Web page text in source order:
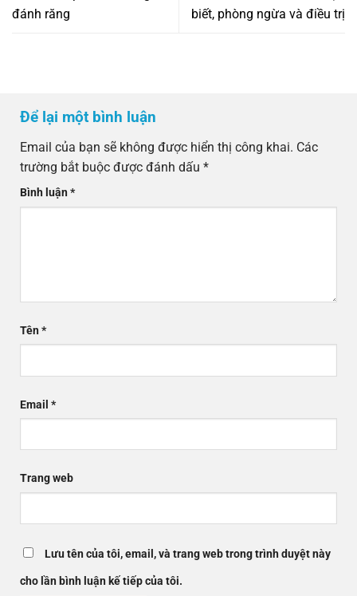
đánh răng
biết, phòng ngừa và điều trị
Để lại một bình luận
Email của bạn sẽ không được hiển thị công khai. Các
trường bắt buộc được đánh dấu *
Bình luận*
Tên*
Email *
Trang web
Lưu tên của tôi, email, và trang web trong trình duyệt này
cho lần bình luận kế tiếp của tôi.